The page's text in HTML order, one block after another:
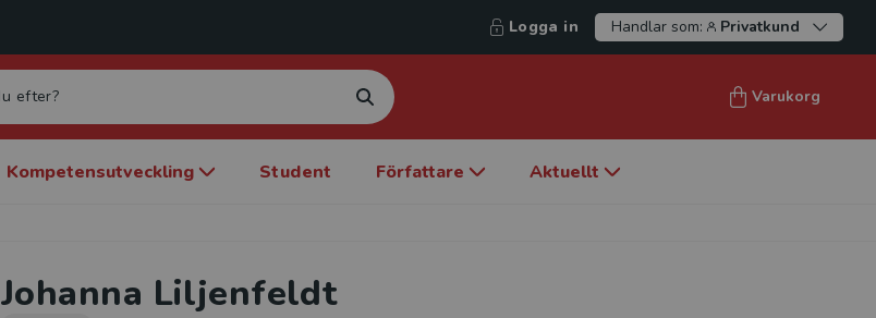
Logga in Handlar som: Privatkund
Varukorg
Kompetensutveckling Student Författare Aktuellt
Johanna Liljenfeldt